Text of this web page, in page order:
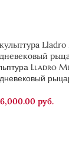
Lladro
руб.